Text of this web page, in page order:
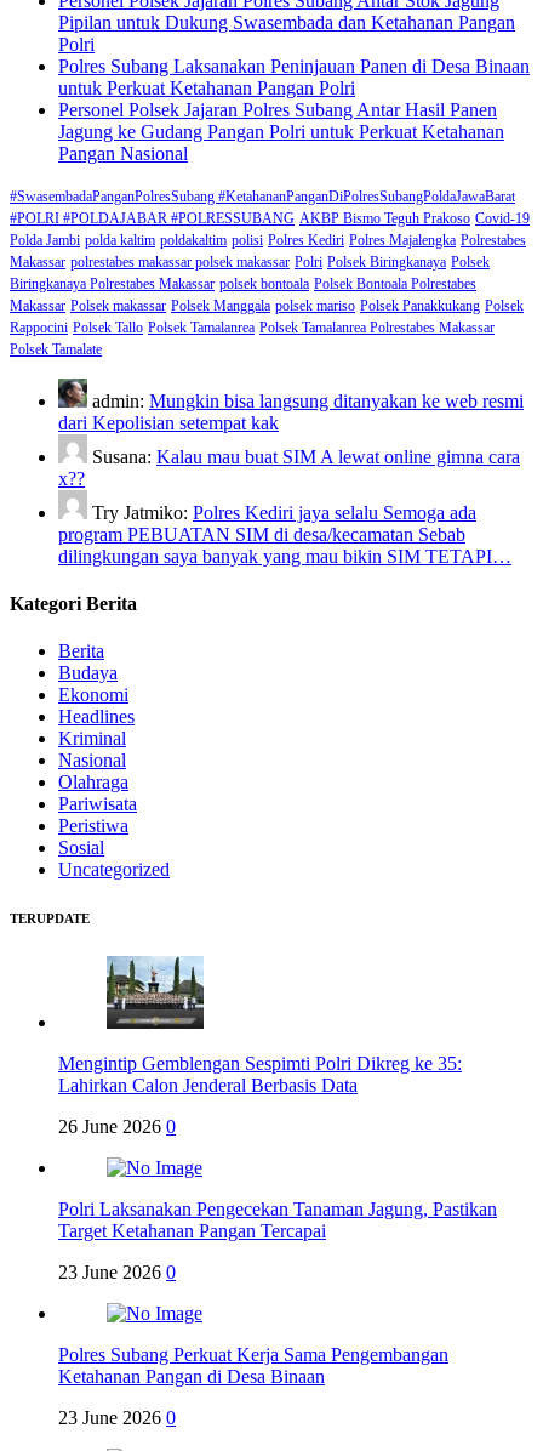
Pipilan untuk Dukung Swasembada dan Ketahanan Pangan
Polri
Polres Subang Laksanakan Peninjauan Panen di Desa Binaan
untuk Perkuat Ketahanan Pangan Polri
Personel Polsek Jajaran Polres Subang Antar Hasil Panen
Jagung ke Gudang Pangan Polri untuk Perkuat Ketahanan
Pangan Nasional
#SwasembadaPanganPolresSubang #KetahananPanganDiPolresSubangPoldaJawaBarat
#POLRI #POLDAJABAR #POLRESSUBANG AKBP Bismo Teguh Prakoso Covid-19
Polda Jambi polda kaltim poldakaltim polisi Polres Kediri Polres Majalengka Polrestabes
Makassar polrestabes makassar polsek makassar Polri Polsek Biringkanaya Polsek
Biringkanaya Polrestabes Makassar polsek bontoala Polsek Bontoala Polrestabes
Makassar Polsek makassar Polsek Manggala polsek mariso Polsek Panakkukang Polsek
Rappocini Polsek Tallo Polsek Tamalanrea Polsek Tamalanrea Polrestabes Makassar
Polsek Tamalate
admin: Mungkin bisa langsung ditanyakan ke web resmi
dari Kepolisian setempat kak
Susana: Kalau mau buat SIM A lewat online gimna cara
x??
Try Jatmiko: Polres Kediri jaya selalu Semoga ada
program PEBUATAN SIM di desa/kecamatan Sebab
dilingkungan saya banyak yang mau bikin SIM TETAPI…
Kategori Berita
Berita
Budaya
Ekonomi
Headlines
Kriminal
Nasional
Olahraga
Pariwisata
Peristiwa
Sosial
Uncategorized
TERUPDATE
Mengintip Gemblengan Sespimti Polri Dikreg ke 35:
Lahirkan Calon Jenderal Berbasis Data
26 June 2026 0
Polri Laksanakan Pengecekan Tanaman Jagung, Pastikan
Target Ketahanan Pangan Tercapai
23 June 2026 0
Polres Subang Perkuat Kerja Sama Pengembangan
Ketahanan Pangan di Desa Binaan
23 June 2026 0